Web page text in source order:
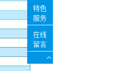
特色
服务
在线
留言